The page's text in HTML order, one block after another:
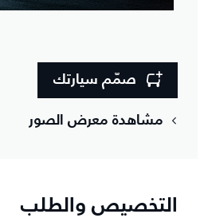
صمّم سيارتك
مشاهدة معرض الصور
التخصيص والطلب